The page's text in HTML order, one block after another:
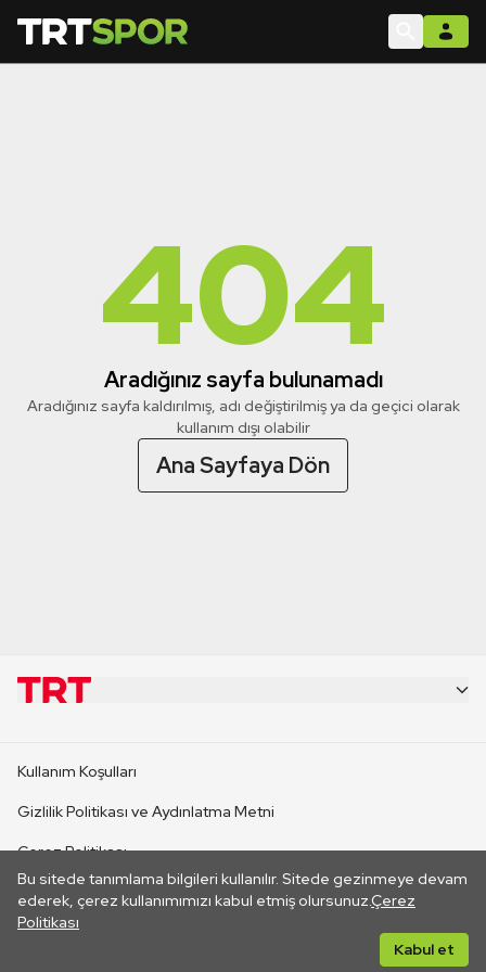
404
Aradığınız sayfa bulunamadı
Aradığınız sayfa kaldırılmış, adı değiştirilmiş ya da geçici olarak
kullanım dışı olabilir
Ana Sayfaya Dön
Bu sitede tanımlama bilgileri kullanılır. Sitede gezinmeye devam
ederek, çerez kullanımımızı kabul etmiş olursunuz.Çerez
Politikası
Kabul et
CANLI YAYINLAR
Kullanım Koşulları
Gizlilik Politikası ve Aydınlatma Metni
Çerez Politikası
İletişim
Her hakkı saklıdır. ©2026 TRT. Bağlantı yoluyla gidilen dış